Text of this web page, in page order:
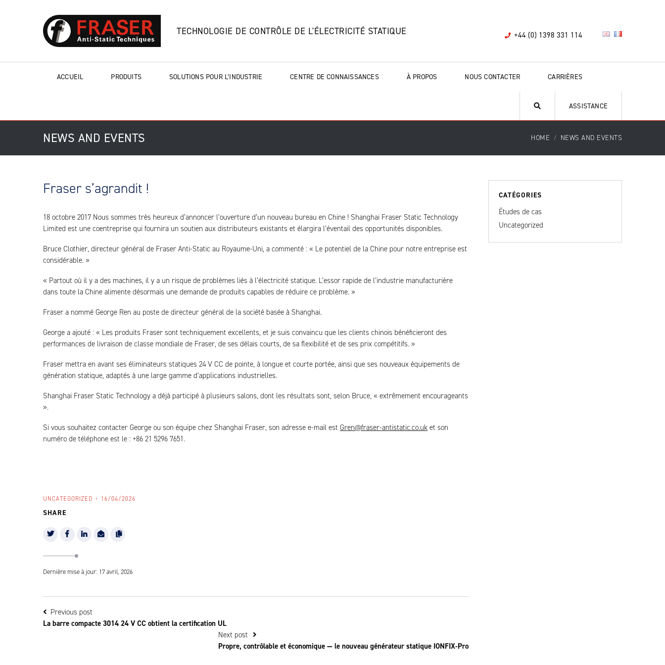
+44 (0) 1398 331 114
TECHNOLOGIE DE CONTRÔLE DE L'ÉLECTRICITÉ STATIQUE
ACCUEIL PRODUITS SOLUTIONS POUR L’INDUSTRIE CENTRE DE CONNAISSANCES À PROPOS NOUS CONTACTER CARRIÈRES
ASSISTANCE
NEWS AND EVENTS HOME NEWS AND EVENTS
Fraser s’agrandit !
18 octobre 2017 Nous sommes très heureux d’annoncer l’ouverture d’un nouveau bureau en Chine ! Shanghai Fraser Static Technology
Limited est une coentreprise qui fournira un soutien aux distributeurs existants et élargira l’éventail des opportunités disponibles.
Bruce Clothier, directeur général de Fraser Anti-Static au Royaume-Uni, a commenté : « Le potentiel de la Chine pour notre entreprise est
considérable. »
« Partout où il y a des machines, il y a un risque de problèmes liés à l’électricité statique. L’essor rapide de l’industrie manufacturière
dans toute la Chine alimente désormais une demande de produits capables de réduire ce problème. »
Fraser a nommé George Ren au poste de directeur général de la société basée à Shanghai.
George a ajouté : « Les produits Fraser sont techniquement excellents, et je suis convaincu que les clients chinois bénéficieront des
performances de livraison de classe mondiale de Fraser, de ses délais courts, de sa flexibilité et de ses prix compétitifs. »
Fraser mettra en avant ses éliminateurs statiques 24 V CC de pointe, à longue et courte portée, ainsi que ses nouveaux équipements de
génération statique, adaptés à une large gamme d’applications industrielles.
Shanghai Fraser Static Technology a déjà participé à plusieurs salons, dont les résultats sont, selon Bruce, « extrêmement encourageants
».
Si vous souhaitez contacter George ou son équipe chez Shanghai Fraser, son adresse e-mail est Gren@fraser-antistatic.co.uk et son
numéro de téléphone est le : +86 21 5296 7651.
UNCATEGORIZED 16/04/2026
SHARE
Dernière mise à jour: 17 avril, 2026
Previous post
La barre compacte 3014 24 V CC obtient la certification UL
Next post
Propre, contrôlable et économique — le nouveau générateur statique IONFIX-Pro
CATÉGORIES
Études de cas
Uncategorized